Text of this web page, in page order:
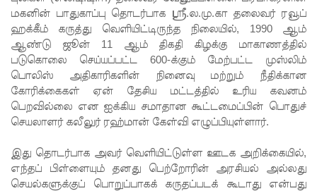
திருத்தத்தி
ற்கு
எதிராக
வீதியில்
இறங்கத்
தயாராகும்
சட்டத்தர
ணிகள்!
மகனின் பாதுகாப்பு தொடர்பாக ஸ்ரீ.ல.மு.கா தலைவர் ரவூப்
ஹக்கீம் கருத்து வெளியிட்டிருந்த நிலையில், 1990 ஆம்
ஆண்டு ஜூன் 11 ஆம் திகதி கிழக்கு மாகாணத்தில்
படுகொலை செய்யப்பட்ட 600-க்கும் மேற்பட்ட முஸ்லிம்
பொலிஸ் அதிகாரிகளின் நினைவு மற்றும் நீதிக்கான
கோரிக்கைகள் ஏன் தேசிய மட்டத்தில் உரிய கவனம்
பெறவில்லை என ஐக்கிய சமாதான கூட்டமைப்பின் பொதுச்
செயலாளர் கலீலுர் ரஹ்மான் கேள்வி எழுப்பியுள்ளார்.
இது தொடர்பாக அவர் வெளியிட்டுள்ள ஊடக அறிக்கையில்,
எந்தப் பிள்ளையும் தனது பெற்றோரின் அரசியல் அல்லது
செயல்களுக்குப் பொறுப்பாகக் கருதப்படக் கூடாது என்பது